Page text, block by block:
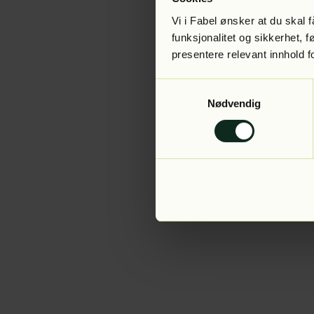
Vi i Fabel ønsker at du skal
funksjonalitet og sikkerhet,
presentere relevant innhold
Nødvendig
Application